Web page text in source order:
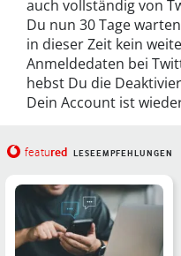
auch vollständig von
Du nun 30 Tage
in dieser Zeit kein
Anmeldedaten bei
hebst Du die
Dein Account ist
featured LESEEMPFEHLUNGEN